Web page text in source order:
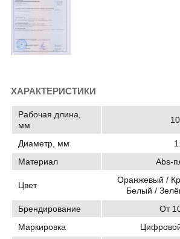
ХАРАКТЕРИСТИКИ
Рабочая длина,
мм
Диаметр, мм
Материал
Abs-
Цвет
Оранжевый /
Белый /
Брендирование
От
Маркировка